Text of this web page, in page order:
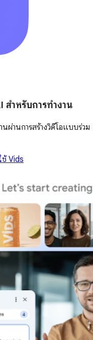
สำหรับการทำงาน
ผ่านการสร้างวิดีโอแบบร่วม
ช้ Vids